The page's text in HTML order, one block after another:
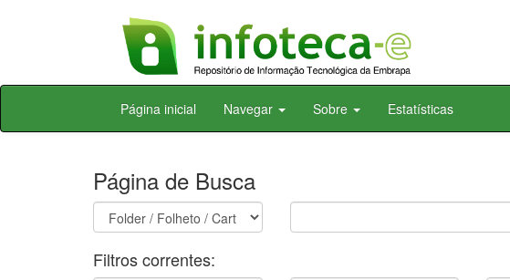
Skip
Página inicial Navegar Sobre Estatísticas
Página de Busca
Filtros correntes: